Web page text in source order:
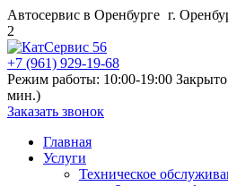
Автосервис в Оренбурге г.
2
+7 (961) 929-19-68
Режим работы: 10:00-19:00
мин.)
Заказать звонок
Главная
Услуги
Техническое